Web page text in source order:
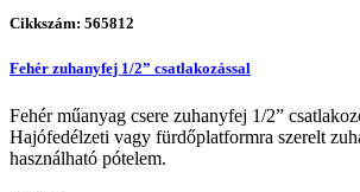
Cikkszám: 565812
Fehér zuhanyfej 1/2” csatlakozással
Fehér műanyag csere zuhanyfej 1/2”
Hajófedélzeti vagy fürdőplatformra szerelt
használható pótelem.